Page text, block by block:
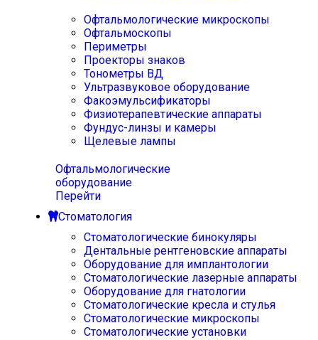
Офтальмологические микроскопы
Офтальмоскопы
Периметры
Проекторы знаков
Тонометры ВД
Ультразвуковое оборудование
Факоэмульсификаторы
Физиотерапевтические аппараты
Фундус-линзы и камеры
Щелевые лампы
Офтальмологические
оборудование
Перейти
Стоматология
Стоматологические бинокуляры
Дентальные рентгеновские аппараты
Оборудование для имплантологии
Стоматологические лазерные аппараты
Оборудование для гнатологии
Стоматологические кресла и стулья
Стоматологические микроскопы
Стоматологические установки